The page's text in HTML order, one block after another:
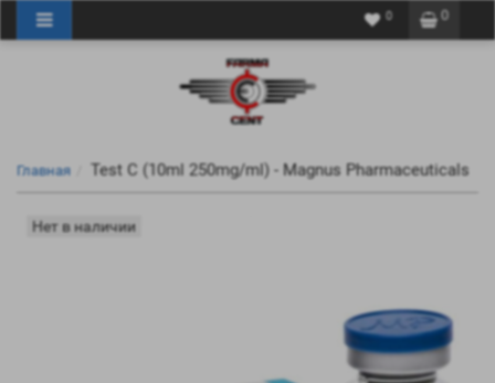
0
0
Главная Test C (10ml 250mg/ml) - Magnus Pharmaceuticals
Нет в наличии